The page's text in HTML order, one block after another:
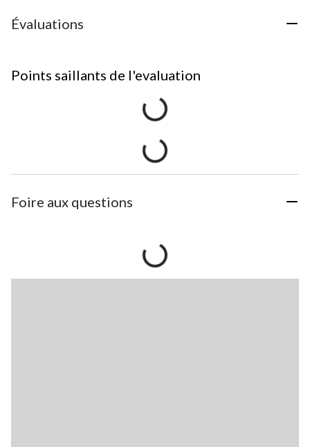
Évaluations
Points saillants de l'evaluation
Foire aux questions